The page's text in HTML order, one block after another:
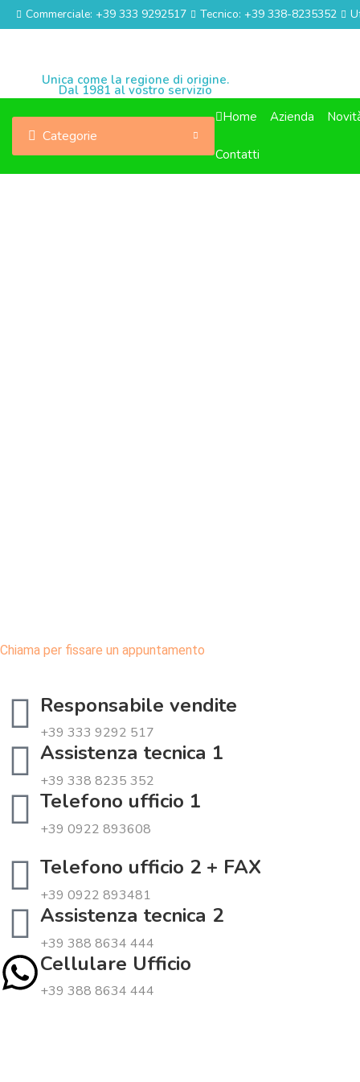
Commerciale: +39 333 9292517 Tecnico: +39 338-8235352
Unica come la regione di origine.
Dal 1981 al vostro servizio
Categorie
Home Azienda
Contatti
Chiama per fissare un appuntamento
Responsabile vendite
+39 333 9292 517
Assistenza tecnica 1
+39 338 8235 352
Telefono ufficio 1
+39 0922 893608
Telefono ufficio 2 + FAX
+39 0922 893481
Assistenza tecnica 2
+39 388 8634 444
Cellulare Ufficio
+39 388 8634 444